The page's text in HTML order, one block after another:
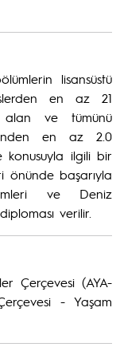
lisansüstü
en az 21
alan ve tümünü
en az 2.0
konusuyla ilgili bir
önünde başarıyla
ve Deniz
verilir.
Çerçevesi (AYA-
- Yaşam